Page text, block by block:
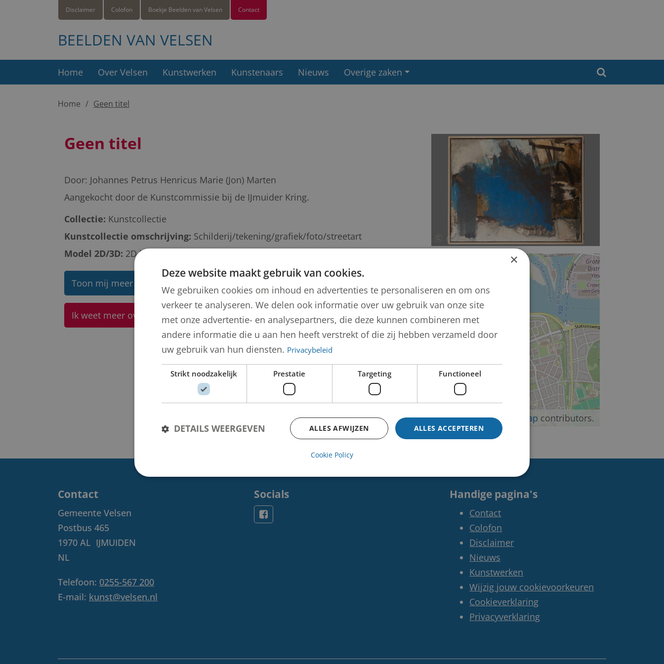
Contact
Boekje Beelden van Velsen
Colofon
Disclaimer
BEELDEN VAN VELSEN
Home Over Velsen Kunstwerken Kunstenaars Nieuws Overige zaken
Home Geen titel
Geen titel
Door: Johannes Petrus Henricus Marie (Jon) Marten
Aangekocht door de Kunstcommissie bij de IJmuider Kring.
Collectie: Kunstcollectie
Kunstcollectie omschrijving: Schilderij/tekening/grafiek/foto/streetart
Model 2D/3D: 2D binnen
Toon mij meer werken van Johannes Petrus Henricus Marie (Jon) Marten
Ik weet meer over dit kunstwerk
©OpenStreetMap contributors.
Contact
Gemeente Velsen
Postbus 465
1970 AL IJMUIDEN
NL
Telefoon: 0255-567 200
E-mail: kunst@velsen.nl
Socials Handige pagina's
Contact
Colofon
Disclaimer
Nieuws
Kunstwerken
Wijzig jouw cookievoorkeuren
Cookieverklaring
Privacyverklaring
×
Deze website maakt gebruik van cookies.
We gebruiken cookies om inhoud en advertenties te personaliseren en om ons
verkeer te analyseren. We delen ook informatie over uw gebruik van onze site
met onze advertentie- en analysepartners, die deze kunnen combineren met
andere informatie die u aan hen heeft verstrekt of die zij hebben verzameld door
uw gebruik van hun diensten. Privacybeleid
Strikt noodzakelijk Prestatie Targeting Functioneel
ALLES ACCEPTEREN
ALLES AFWIJZEN
DETAILS WEERGEVEN
Cookie Policy